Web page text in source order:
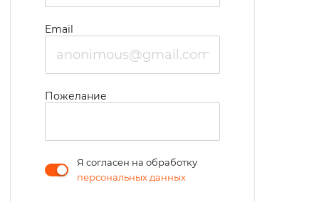
Email
Пожелание
Я согласен на обработку
персональных данных